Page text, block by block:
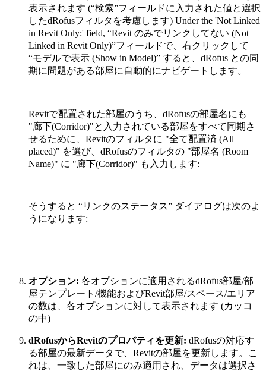
表示されます (“検索”フィールドに入力された値と選択
したdRofusフィルタを考慮します) Under the 'Not Linked
in Revit Only:' field, “Revit のみでリンクしてない (Not
Linked in Revit Only)”フィールドで、右クリックして
“モデルで表示 (Show in Model)” すると、dRofus との同
期に問題がある部屋に自動的にナビゲートします。
Revitで配置された部屋のうち、dRofusの部屋名にも
"廊下(Corridor)"と入力されている部屋をすべて同期さ
せるために、Revitのフィルタに "全て配置済 (All
placed)" を選び、dRofusのフィルタの "部屋名 (Room
Name)" に "廊下(Corridor)" も入力します:
そうすると “リンクのステータス” ダイアログは次のよ
うになります:
オプション: 各オプションに適用されるdRofus部屋/部
屋テンプレート/機能およびRevit部屋/スペース/エリア
の数は、各オプションに対して表示されます (カッコ
の中)
dRofusからRevitのプロパティを更新: dRofusの対応す
る部屋の最新データで、Revitの部屋を更新します。こ
れは、一致した部屋にのみ適用され、データは選択さ